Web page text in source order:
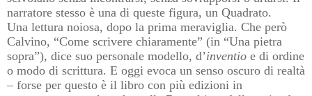
narratore stesso è una di queste figura, un Quadrato.
Una lettura noiosa, dopo la prima meraviglia. Che però
Calvino, “Come scrivere chiaramente” (in “Una pietra
sopra”), dice suo personale modello, d’inventio e di ordine
o modo di scrittura. E oggi evoca un senso oscuro di realtà
– forse per questo è il libro con più edizioni in